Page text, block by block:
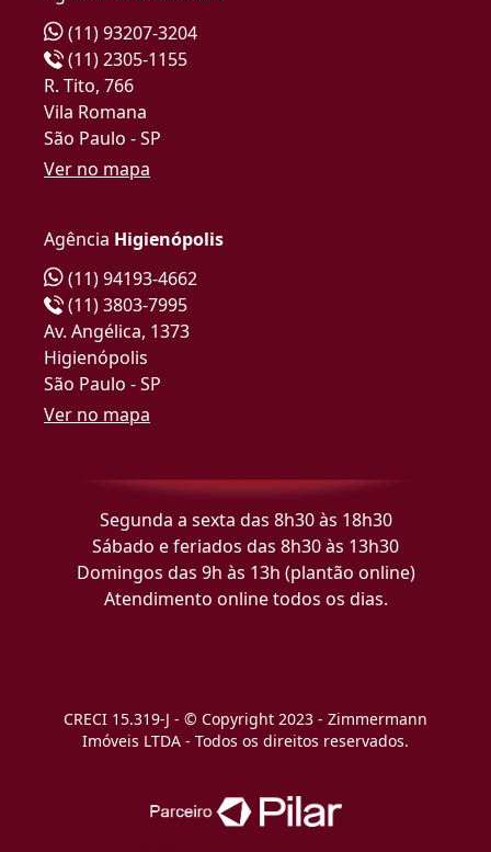
(11) 93207-3204
(11) 2305-1155
R. Tito, 766
Vila Romana
São Paulo - SP
Ver no mapa
Agência Higienópolis
(11) 94193-4662
(11) 3803-7995
Av. Angélica, 1373
Higienópolis
São Paulo - SP
Ver no mapa
Segunda a sexta das 8h30 às 18h30
Sábado e feriados das 8h30 às 13h30
Domingos das 9h às 13h (plantão online)
Atendimento online todos os dias.
CRECI 15.319-J - © Copyright 2023 - Zimmermann
Imóveis LTDA - Todos os direitos reservados.